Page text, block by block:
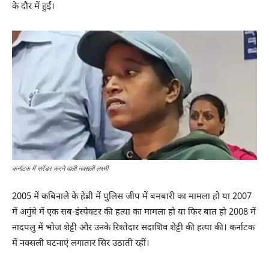
के दौर में हुईं।
कर्नाटक में सरेंडर करने वाली नक्सली लक्ष्मी
2005 में कबिनाले के हेब्री में पुलिस जीप में बमबारी का मामला हो या 2007
में अगुंबे में एक सब-इंस्पेक्टर की हत्या का मामला हो या फिर बात हो 2008 में
नादपलु में भोज शेट्टी और उनके रिश्तेदार सदाशिव शेट्टी की हत्या की। कर्नाटक
में नक्सली घटनाएं लगातार सिर उठाती रहीं।